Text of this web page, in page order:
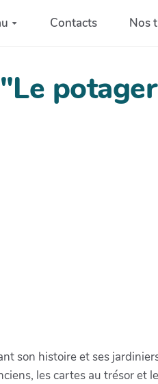
Contacts Nos
son histoire et ses
les cartes au trésor